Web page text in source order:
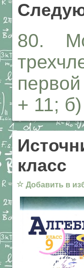
80.
+ 11;
класс
☆ Добавить в